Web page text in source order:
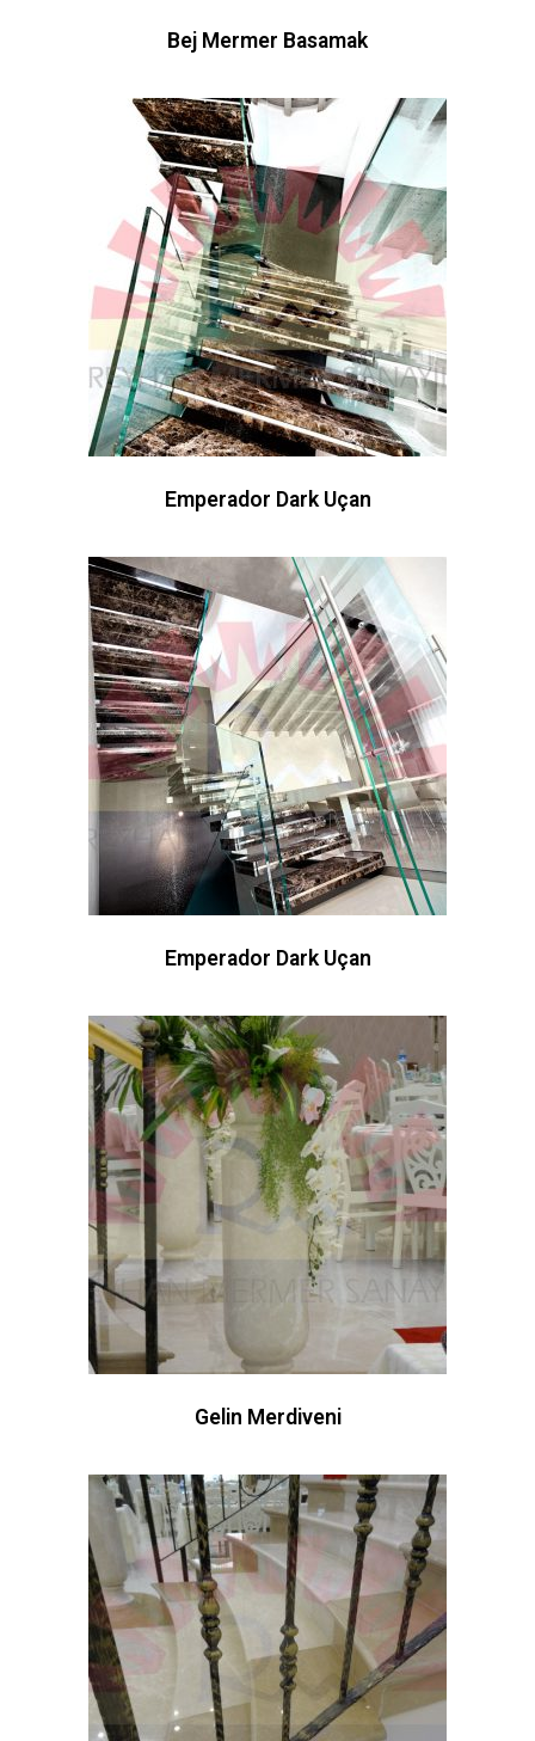
Bej Mermer Basamak
Emperador Dark Uçan
Emperador Dark Uçan
Gelin Merdiveni